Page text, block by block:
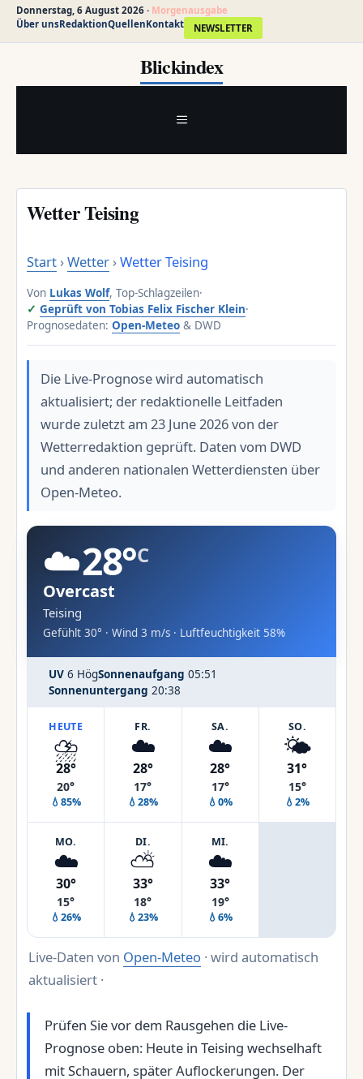
Donnerstag, 6 August 2026 · Morgenausgabe
Über unsRedaktionQuellenKontakt NEWSLETTER
springen
Blickindex
MENÜ
Wetter Teising
Start ›Wetter ›Wetter Teising
Von Lukas Wolf, Top-Schlagzeilen·
Geprüft von Tobias Felix Fischer Klein·
Prognosedaten: Open-Meteo & DWD
Die Live-Prognose wird automatisch
aktualisiert; der redaktionelle Leitfaden
wurde zuletzt am 23 June 2026 von der
Wetterredaktion geprüft. Daten vom DWD
und anderen nationalen Wetterdiensten über
Open-Meteo.
☁️28°C
Overcast
Teising
Gefühlt 30° · Wind 3 m/s · Luftfeuchtigkeit 58%
UV 6 HögSonnenaufgang 05:51
Sonnenuntergang 20:38
HEUTE
⛈️
28°
20°
💧85%
FR.
☁️
28°
17°
💧28%
SA.
☁️
28°
17°
💧0%
SO.
🌤️
31°
15°
💧2%
MO.
☁️
30°
15°
💧26%
DI.
⛅
33°
18°
💧23%
MI.
☁️
33°
19°
💧6%
Live-Daten von Open-Meteo · wird automatisch
aktualisiert ·
Prüfen Sie vor dem Rausgehen die Live-
Prognose oben: Heute in Teising wechselhaft
mit Schauern, später Auflockerungen. Der